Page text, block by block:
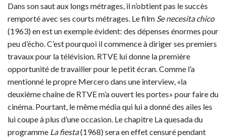
Dans son saut aux longs métrages, il n’obtient pas le succès
remporté avec ses courts métrages. Le film Se necesita chico
(1963) en est un exemple évident: des dépenses énormes pour
peu d’écho. C’est pourquoi il commence à diriger ses premiers
travaux pour la télévision. RTVE lui donne la première
opportunité de travailler pour le petit écran. Comme l’a
mentionné le propre Mercero dans une interview, «la
deuxième chaîne de RTVE m’a ouvert les portes» pour faire du
cinéma. Pourtant, le même média qui lui a donné des ailes les
lui coupe à plus d’une occasion. Le chapitre La quesada du
programme La fiesta(1968) sera en effet censuré pendant